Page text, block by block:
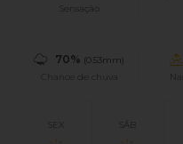
Sensação
70% (0.53mm)
Chance de chuva
SEX SÁB